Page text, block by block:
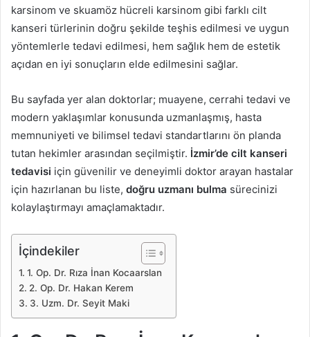
karsinom ve skuamöz hücreli karsinom gibi farklı cilt
kanseri türlerinin doğru şekilde teşhis edilmesi ve uygun
yöntemlerle tedavi edilmesi, hem sağlık hem de estetik
açıdan en iyi sonuçların elde edilmesini sağlar.
Bu sayfada yer alan doktorlar; muayene, cerrahi tedavi ve
modern yaklaşımlar konusunda uzmanlaşmış, hasta
memnuniyeti ve bilimsel tedavi standartlarını ön planda
tutan hekimler arasından seçilmiştir. İzmir’de cilt kanseri
tedavisi için güvenilir ve deneyimli doktor arayan hastalar
için hazırlanan bu liste, doğru uzmanı bulma sürecinizi
kolaylaştırmayı amaçlamaktadır.
İçindekiler
1. Op. Dr. Rıza İnan Kocaarslan
2. Op. Dr. Hakan Kerem
3. Uzm. Dr. Seyit Maki